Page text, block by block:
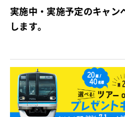
t
M
R
実施中・実施予定のキャン
します。